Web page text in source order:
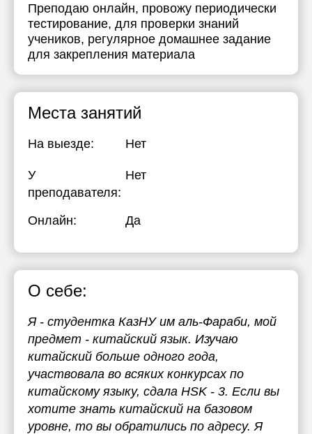
Преподаю онлайн, провожу периодически
тестирование, для проверки знаний
учеников, регулярное домашнее задание
для закрепления материала
Места занятий
На выезде: Нет
У
преподавателя:
Нет
Онлайн: Да
О себе:
Я - студентка КазНУ им аль-Фараби, мой
предмет - китайский язык. Изучаю
китайский больше одного года,
участвовала во всяких конкурсах по
китайскому языку, сдала HSK - 3. Если вы
хотите знать китайский на базовом
уровне, то вы обратились по адресу. Я